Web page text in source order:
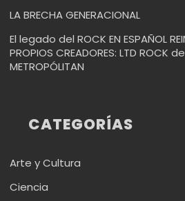
LA BRECHA GENERACIONAL
El legado del ROCK EN ESPAÑOL
PROPIOS CREADORES: LTD ROCK
METROPÓLITAN
CATEGORÍAS
Arte y Cultura
Ciencia